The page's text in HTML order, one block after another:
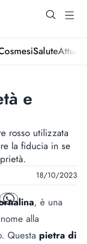
open
Salute
e
rosso utilizzata
la fiducia in se
18/10/2023
whatsapp, è una
alla
Questa pietra di